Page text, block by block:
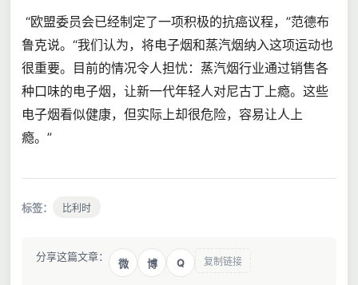
“欧盟委员会已经制定了一项积极的抗癌议程，”范德布
鲁克说。“我们认为，将电子烟和蒸汽烟纳入这项运动也
很重要。目前的情况令人担忧：蒸汽烟行业通过销售各
种口味的电子烟，让新一代年轻人对尼古丁上瘾。这些
电子烟看似健康，但实际上却很危险，容易让人上
瘾。”
标签： 比利时
分享这篇文章：
微 博 Q 复制链接